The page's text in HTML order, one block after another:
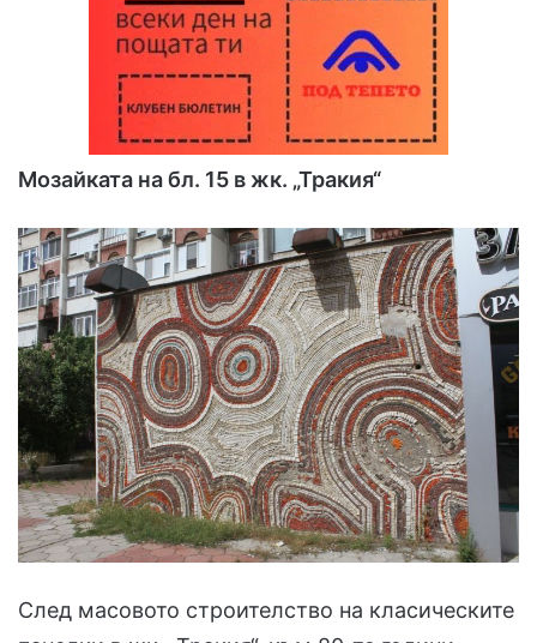
Мозайката на бл. 15 в жк. „Тракия“
След масовото строителство на класическите